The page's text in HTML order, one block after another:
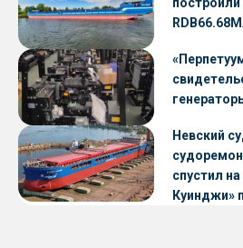
Невский
спустил
Куинджи»